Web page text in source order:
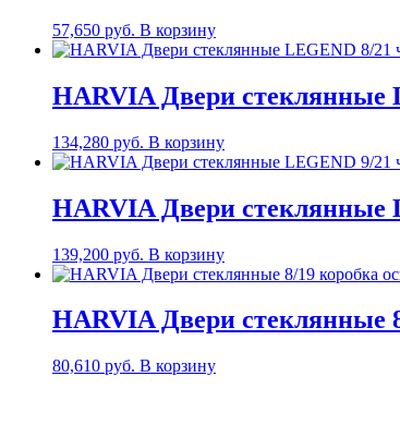
57,650 руб. В корзину
HARVIA Двери стеклянные
134,280 руб. В корзину
HARVIA Двери стеклянные
139,200 руб. В корзину
HARVIA Двери стеклянные
80,610 руб. В корзину